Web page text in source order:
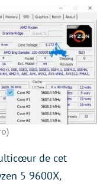
de cet
5 9600X,